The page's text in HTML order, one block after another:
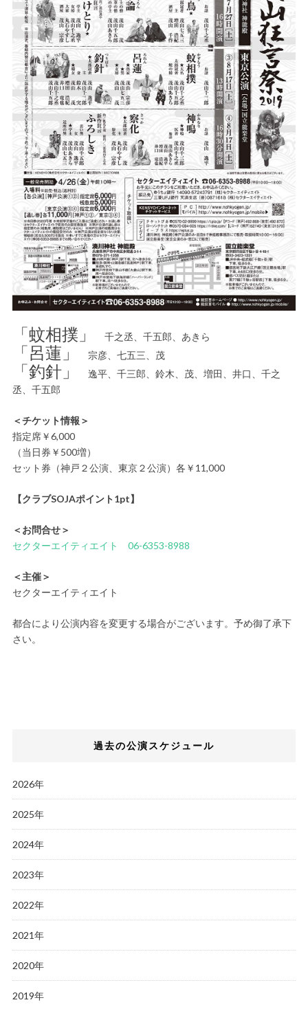
「蚊相撲」 千之丞、千五郎、あきら
「呂蓮」 宗彦、七五三、茂
「釣針」
逸平、千三郎、鈴木、茂、増田、井口、千之
丞、千五郎
＜チケット情報＞
指定席￥6,000
（当日券￥500増）
セット券（神戸２公演、東京２公演）各￥11,000
【クラブSOJAポイント1pt】
＜お問合せ＞
セクターエイティエイト
06-6353-8988
＜主催＞
セクターエイティエイト
都合により公演内容を変更する場合がございます。予め御了承下
さい。
過去の公演スケジュール
2026年
2025年
2024年
2023年
2022年
2021年
2020年
2019年